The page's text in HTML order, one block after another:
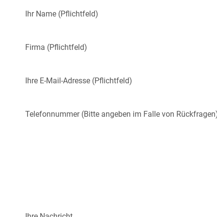
Ihr Name (Pflichtfeld)
Firma (Pflichtfeld)
Ihre E-Mail-Adresse (Pflichtfeld)
Telefonnummer (Bitte angeben im Falle von